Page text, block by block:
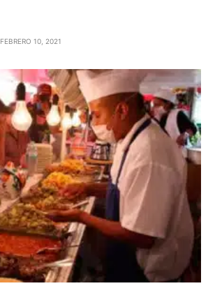
FEBRERO 10, 2021